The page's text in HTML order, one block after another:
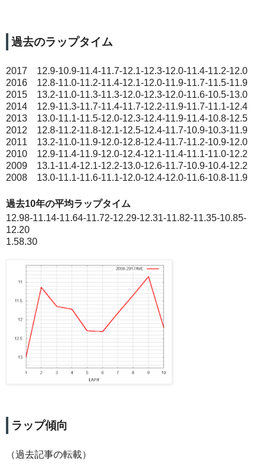
過去のラップタイム
2017 12.9-10.9-11.4-11.7-12.1-12.3-12.0-11.4-11.2-12.0
2016 12.8-11.0-11.2-11.4-12.1-12.0-11.9-11.7-11.5-11.9
2015 13.2-11.0-11.3-11.3-12.0-12.3-12.0-11.6-10.5-13.0
2014 12.9-11.3-11.7-11.4-11.7-12.2-11.9-11.7-11.1-12.4
2013 13.0-11.1-11.5-12.0-12.3-12.4-11.9-11.4-10.8-12.5
2012 12.8-11.2-11.8-12.1-12.5-12.4-11.7-10.9-10.3-11.9
2011 13.2-11.0-11.9-12.0-12.8-12.4-11.7-11.2-10.9-12.0
2010 12.9-11.4-11.9-12.0-12.4-12.1-11.4-11.1-11.0-12.2
2009 13.1-11.4-12.1-12.2-13.0-12.6-11.7-10.9-10.4-12.2
2008 13.0-11.1-11.6-11.1-12.0-12.4-12.0-11.6-10.8-11.9
過去10年の平均ラップタイム
12.98-11.14-11.64-11.72-12.29-12.31-11.82-11.35-10.85-
12.20
1.58.30
ラップ傾向
（過去記事の転載）